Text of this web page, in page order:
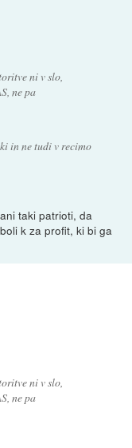
ni v slo,
ne pa
in ne tudi v recimo
taki patrioti, da
k za profit, ki bi ga
ni v slo,
ne pa